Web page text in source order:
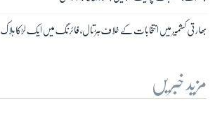
بھارتی کشمیر میں انتخابات کے خلاف ہڑتال، فائرنگ میں ایک لڑکا ہلاک
مزید خبریں